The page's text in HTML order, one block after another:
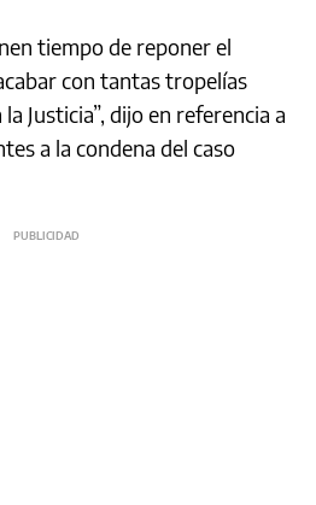
tiempo de reponer el
con tantas tropelías
Justicia”, dijo en referencia a
a la condena del caso